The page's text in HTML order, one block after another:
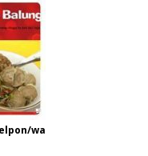
wa